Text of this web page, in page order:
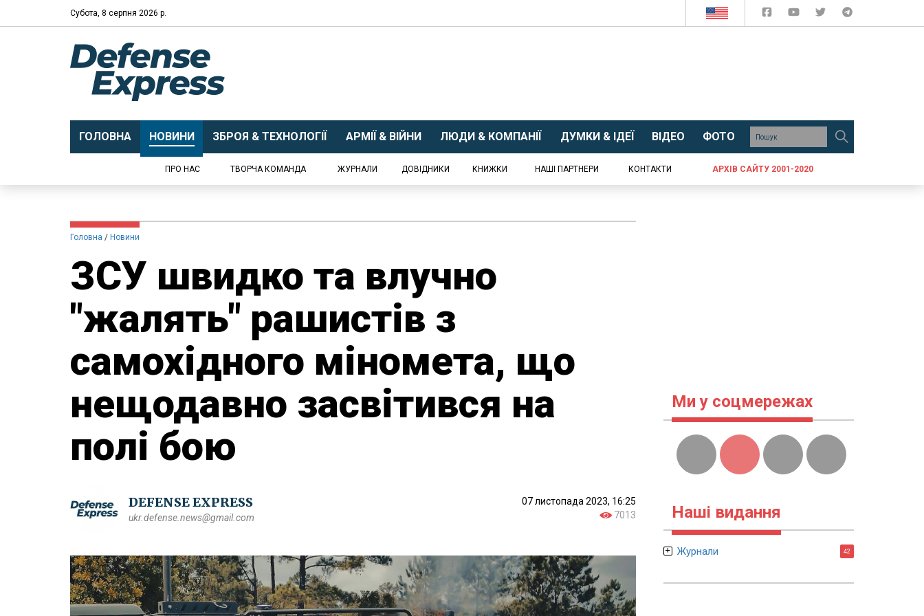
Субота, 8 серпня 2026 р.
ГОЛОВНА НОВИНИ ЗБРОЯ & ТЕХНОЛОГІЇ АРМІЇ & ВІЙНИ ЛЮДИ & КОМПАНІЇ ДУМКИ & ІДЕЇ ВІДЕО ФОТО
ПРО НАС ТВОРЧА КОМАНДА ЖУРНАЛИ ДОВІДНИКИ КНИЖКИ НАШІ ПАРТНЕРИ КОНТАКТИ АРХІВ САЙТУ 2001-2020
Головна Новини
ЗСУ швидко та влучно
"жалять" рашистів з
самохідного міномета, що
нещодавно засвітився на
полі бою
DEFENSE EXPRESS
ukr.defense.news@gmail.com
07 листопада 2023, 16:25
7013
Ми у соцмережах
Наші видання
Журнали 42